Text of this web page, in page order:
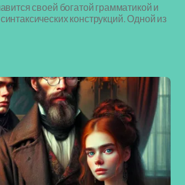
своей богатой грамматикой и
конструкций. Одной из